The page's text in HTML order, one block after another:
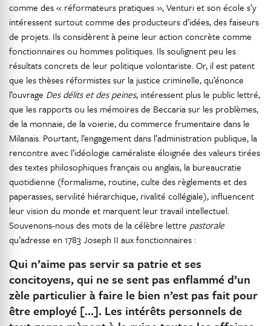
comme des « réformateurs pratiques », Venturi et son école s’y
intéressent surtout comme des producteurs d’idées, des faiseurs
de projets. Ils considèrent à peine leur action concrète comme
fonctionnaires ou hommes politiques. Ils soulignent peu les
résultats concrets de leur politique volontariste. Or, il est patent
que les thèses réformistes sur la justice criminelle, qu’énonce
l’ouvrage Des délits et des peines, intéressent plus le public lettré,
que les rapports ou les mémoires de Beccaria sur les problèmes,
de la monnaie, de la voierie, du commerce frumentaire dans le
Milanais. Pourtant, l’engagement dans l’administration publique, la
rencontre avec l’idéologie caméraliste éloignée des valeurs tirées
des textes philosophiques français ou anglais, la bureaucratie
quotidienne (formalisme, routine, culte des règlements et des
paperasses, servilité hiérarchique, rivalité collégiale), influencent
leur vision du monde et marquent leur travail intellectuel.
Souvenons-nous des mots de la célèbre lettre pastorale
qu’adresse en 1783 Joseph II aux fonctionnaires :
Qui n’aime pas servir sa patrie et ses
concitoyens, qui ne se sent pas enflammé d’un
zèle particulier à faire le bien n’est pas fait pour
être employé […]. Les intérêts personnels de